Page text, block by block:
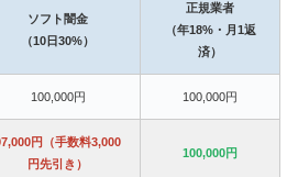
ソフト闇金
（10日30%）
正規業者
（年18%・月1返
済）
100,000円 100,000円
円（手数料3,000
円先引き）
100,000円